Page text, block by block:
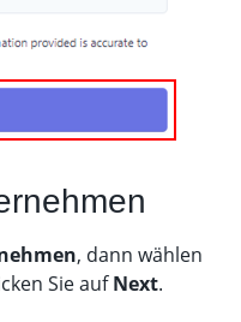
, dann wählen
Sie aufNext.